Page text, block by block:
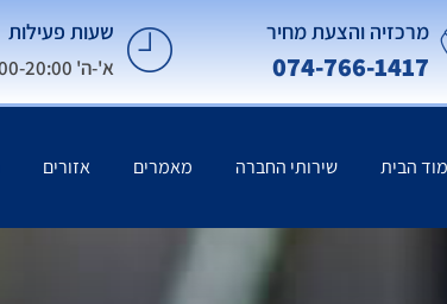
מרכזיה והצעת מחיר
074-766-1417
שעות פעילות
א'-ה' 8:00-20:00, ו' 8:00-15:00
הבית שירותי החברה מאמרים אזורים